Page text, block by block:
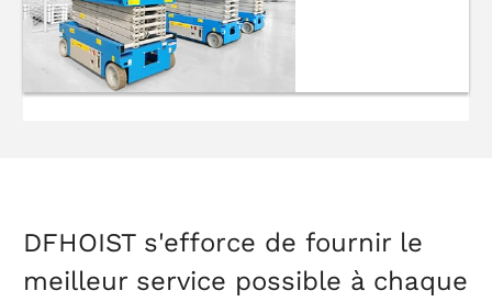
DFHOIST s'efforce de fournir le
meilleur service possible à chaque